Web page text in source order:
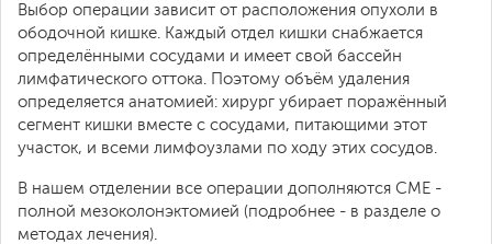
Выбор операции зависит от расположения опухоли в
ободочной кишке. Каждый отдел кишки снабжается
определёнными сосудами и имеет свой бассейн
лимфатического оттока. Поэтому объём удаления
определяется анатомией: хирург убирает поражённый
сегмент кишки вместе с сосудами, питающими этот
участок, и всеми лимфоузлами по ходу этих сосудов.
В нашем отделении все операции дополняются CME -
полной мезоколонэктомией (подробнее - в разделе о
методах лечения).